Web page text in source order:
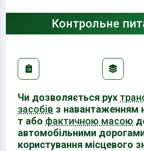
Контрольне
Чи дозволяється рух
засобів з навантаженням
т або фактичною масою
автомобільними
користування місцевого